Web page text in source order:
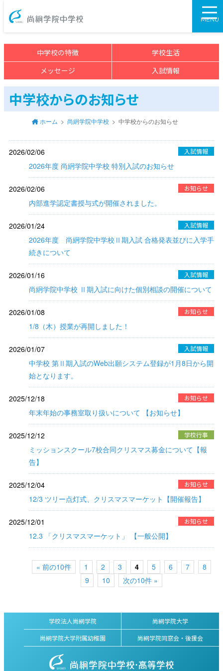
MENU
中学校の特徴
学校生活
メッセージ
入試情報
中学校からのお知らせ
ホーム 尚絅学院中学校 中学校からのお知らせ
2026/02/06 入試情報
2026年度 尚絅学院中学校 特別入試のお知らせ
2026/02/06 お知らせ
内部進学認定書授与式が開催されました。
2026/01/24 入試情報
2026年度 尚絅学院中学校Ⅱ期入試 合格発表並びに入学手
続きについて
2026/01/16 入試情報
尚絅学院中学校 Ⅱ期入試に向けた個別相談の開催について
2026/01/08 お知らせ
1/8（木）授業が再開しました！
2026/01/07 入試情報
中学校 第Ⅱ期入試のWeb出願システム登録が1月8日から開
始となります。
2025/12/18 お知らせ
年末年始の事務室取り扱いについて 【お知らせ】
2025/12/12 学校行事
ミッションスクール7校合同クリスマス募金について【報
告】
2025/12/04 お知らせ
12/3 ツリー点灯式、クリスマスマーケット【開催報告】
2025/12/01 お知らせ
12.3 「クリスマスマーケット」 【一般公開】
« 前の10件 1 2 3 4 5 6 7
8
9
10 次の10件 »
学校法人尚絅学院
尚絅学院大学
尚絅学院大学附属幼稚園
尚絅学院同窓会・後援会